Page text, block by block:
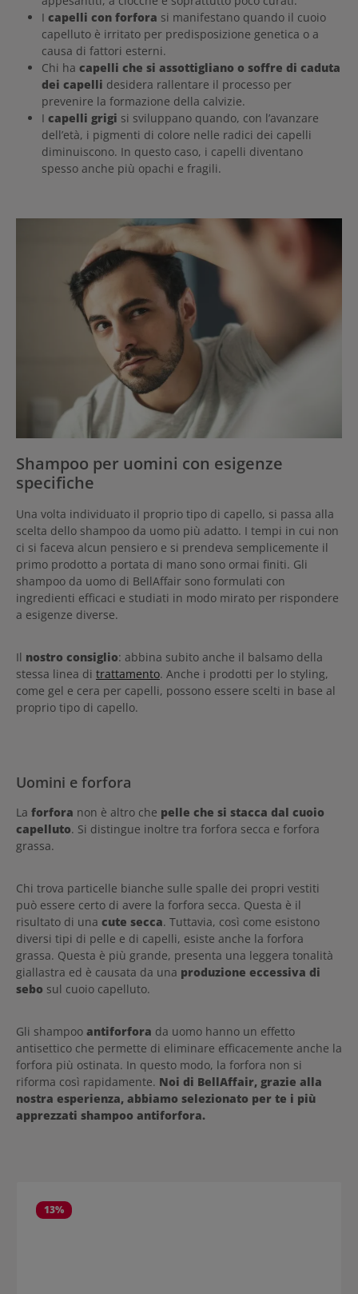
I capelli con forfora si manifestano quando il cuoio
capelluto è irritato per predisposizione genetica o a
causa di fattori esterni.
Chi ha capelli che si assottigliano o soffre di caduta
dei capelli desidera rallentare il processo per
prevenire la formazione della calvizie.
I capelli grigi si sviluppano quando, con l’avanzare
dell’età, i pigmenti di colore nelle radici dei capelli
diminuiscono. In questo caso, i capelli diventano
spesso anche più opachi e fragili.
Shampoo per uomini con esigenze
specifiche
Una volta individuato il proprio tipo di capello, si passa alla
scelta dello shampoo da uomo più adatto. I tempi in cui non
ci si faceva alcun pensiero e si prendeva semplicemente il
primo prodotto a portata di mano sono ormai finiti. Gli
shampoo da uomo di BellAffair sono formulati con
ingredienti efficaci e studiati in modo mirato per rispondere
a esigenze diverse.
Il nostro consiglio: abbina subito anche il balsamo della
stessa linea di trattamento. Anche i prodotti per lo styling,
come gel e cera per capelli, possono essere scelti in base al
proprio tipo di capello.
Uomini e forfora
La forfora non è altro che pelle che si stacca dal cuoio
capelluto. Si distingue inoltre tra forfora secca e forfora
grassa.
Chi trova particelle bianche sulle spalle dei propri vestiti
può essere certo di avere la forfora secca. Questa è il
risultato di una cute secca. Tuttavia, così come esistono
diversi tipi di pelle e di capelli, esiste anche la forfora
grassa. Questa è più grande, presenta una leggera tonalità
giallastra ed è causata da una produzione eccessiva di
sebo sul cuoio capelluto.
Gli shampoo antiforfora da uomo hanno un effetto
antisettico che permette di eliminare efficacemente anche la
forfora più ostinata. In questo modo, la forfora non si
riforma così rapidamente. Noi di BellAffair, grazie alla
nostra esperienza, abbiamo selezionato per te i più
apprezzati shampoo antiforfora.
13%